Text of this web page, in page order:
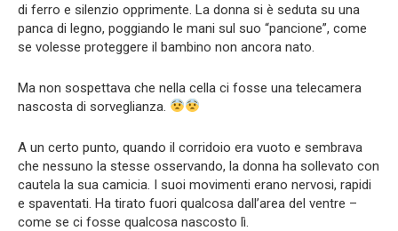
di ferro e silenzio opprimente. La donna si è seduta su una
panca di legno, poggiando le mani sul suo “pancione”, come
se volesse proteggere il bambino non ancora nato.
Ma non sospettava che nella cella ci fosse una telecamera
nascosta di sorveglianza.
A un certo punto, quando il corridoio era vuoto e sembrava
che nessuno la stesse osservando, la donna ha sollevato con
cautela la sua camicia. I suoi movimenti erano nervosi, rapidi
e spaventati. Ha tirato fuori qualcosa dall’area del ventre –
come se ci fosse qualcosa nascosto lì.